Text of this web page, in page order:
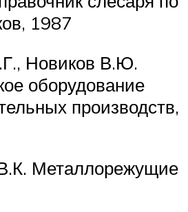
1987
Новиков В.Ю.
оборудование
производств,
Металлорежущие